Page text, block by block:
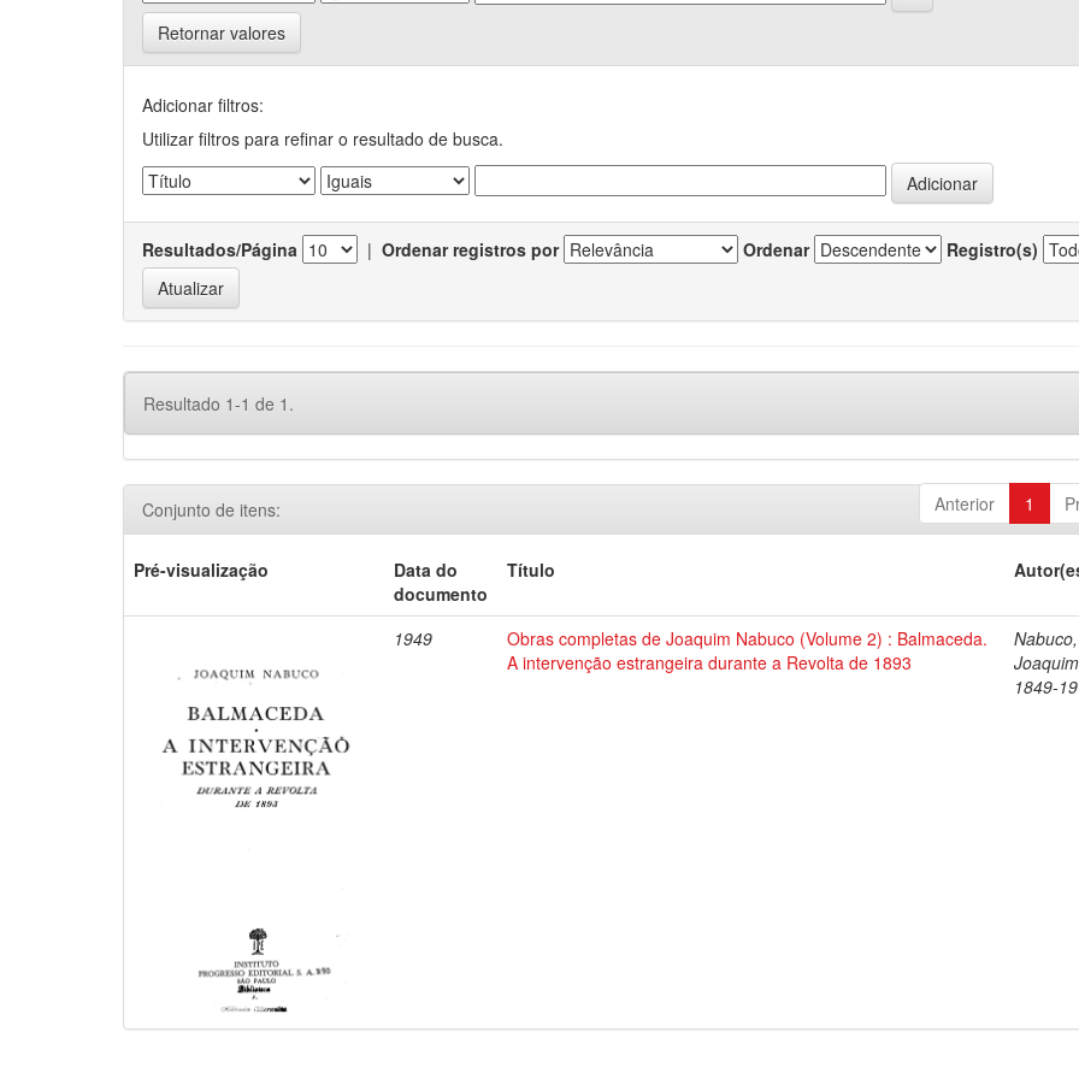
Retornar valores
Adicionar filtros:
Utilizar filtros para refinar o resultado de busca.
Resultados/Página | Ordenar registros por Ordenar Registro(s)
Resultado 1-1 de 1.
Anterior 1
Conjunto de itens:
Pré-visualização
Data do
documento
Título
1949
Obras completas de Joaquim Nabuco (Volume 2) : Balmaceda.
A intervenção estrangeira durante a Revolta de 1893
Nabuco,
1849-